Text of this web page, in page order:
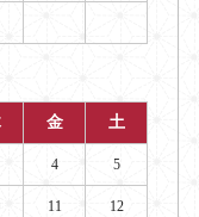
金 土
4 5
11 12